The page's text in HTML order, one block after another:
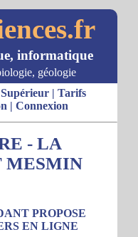
informatique
géologie
Supérieur| Tarifs
| Connexion
- LA
MESMIN
PROPOSE
EN LIGNE